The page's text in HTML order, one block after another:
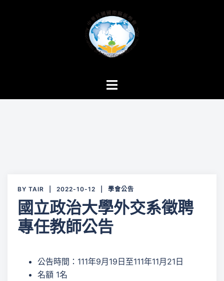
Toggle
BY TAIR 2022-10-12 學會公告
國立政治大學外交系徵聘
專任教師公告
公告時間：111年9月19日至111年11月21日
名額 1名